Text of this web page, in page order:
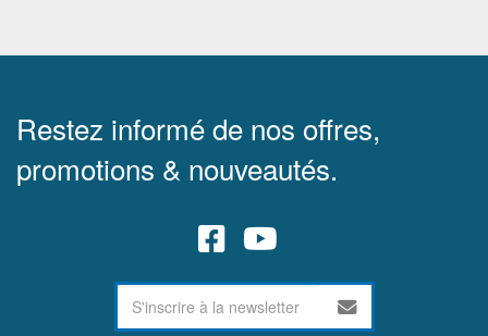
Restez informé de nos offres,
promotions & nouveautés.